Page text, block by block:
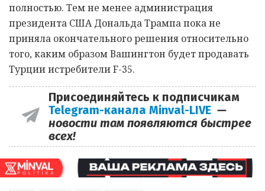
полностью. Тем не менее администрация
президента США Дональда Трампа пока не
приняла окончательного решения относительно
того, каким образом Вашингтон будет продавать
Турции истребители F-35.
Присоединяйтесь к подписчикам
Telegram-канала Minval-LIVE —
новости там появляются быстрее
всех!